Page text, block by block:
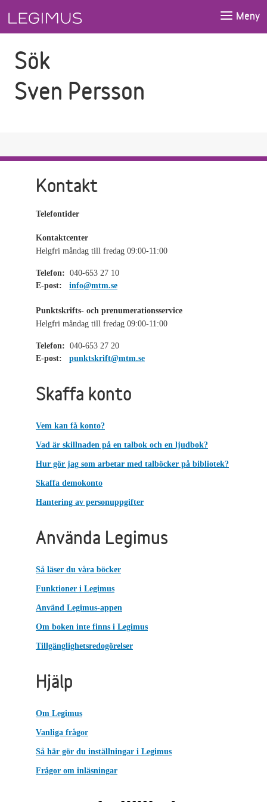
Meny
Sök
Sven Persson
Kontakt
Telefontider
Kontaktcenter
Helgfri måndag till fredag 09:00-11:00
Telefon: 040-653 27 10
E-post:
info@mtm.se
Punktskrifts- och prenumerationsservice
Helgfri måndag till fredag 09:00-11:00
Telefon: 040-653 27 20
E-post:
punktskrift@mtm.se
Skaffa konto
Vem kan få konto?
Vad är skillnaden på en talbok och en ljudbok?
Hur gör jag som arbetar med talböcker på bibliotek?
Skaffa demokonto
Hantering av personuppgifter
Använda Legimus
Så läser du våra böcker
Funktioner i Legimus
Använd Legimus-appen
Om boken inte finns i Legimus
Tillgänglighetsredogörelser
Hjälp
Om Legimus
Vanliga frågor
Så här gör du inställningar i Legimus
Frågor om inläsningar